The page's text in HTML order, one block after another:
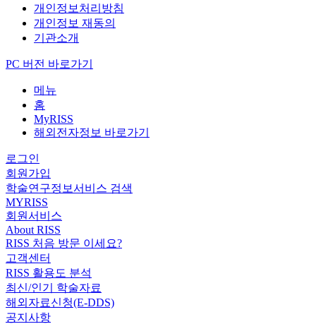
개인정보처리방침
개인정보 재동의
기관소개
PC 버전 바로가기
메뉴
홈
MyRISS
해외전자정보 바로가기
로그인
회원가입
학술연구정보서비스 검색
MYRISS
회원서비스
About RISS
RISS 처음 방문 이세요?
고객센터
RISS 활용도 분석
최신/인기 학술자료
해외자료신청(E-DDS)
공지사항